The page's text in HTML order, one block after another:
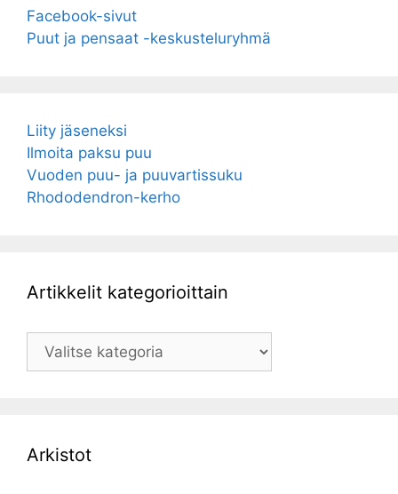
Facebook-sivut
Puut ja pensaat -keskusteluryhmä
Liity jäseneksi
Ilmoita paksu puu
Vuoden puu- ja puuvartissuku
Rhododendron-kerho
Artikkelit kategorioittain
Artikkelit
kategorioittain
Arkistot